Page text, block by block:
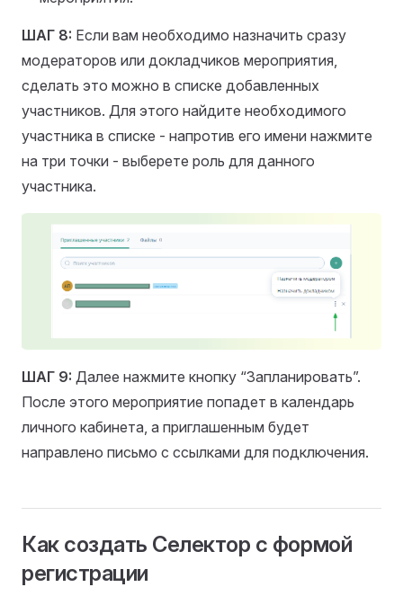
ШАГ 8: Если вам необходимо назначить сразу
модераторов или докладчиков мероприятия,
сделать это можно в списке добавленных
участников. Для этого найдите необходимого
участника в списке - напротив его имени нажмите
на три точки - выберете роль для данного
участника.
ШАГ 9: Далее нажмите кнопку “Запланировать”.
После этого мероприятие попадет в календарь
личного кабинета, а приглашенным будет
направлено письмо с ссылками для подключения.
Как создать Селектор с формой
регистрации